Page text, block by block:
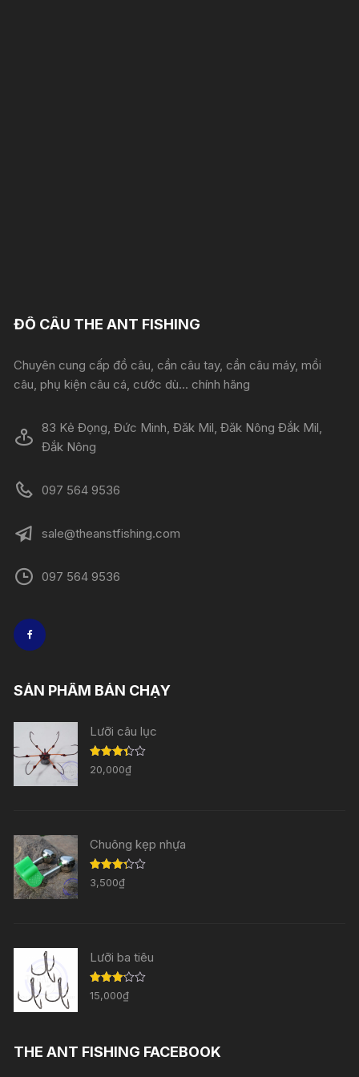
ĐỒ CÂU THE ANT FISHING
Chuyên cung cấp đồ câu, cần câu tay, cần câu máy, mồi
câu, phụ kiện câu cá, cước dù... chính hãng
83 Kẻ Đọng, Đức Minh, Đăk Mil, Đăk Nông Đắk Mil,
Đắk Nông
097 564 9536
sale@theanstfishing.com
097 564 9536
SẢN PHẨM BÁN CHẠY
Lưỡi câu lục
Được
xếp
20,000₫
Chuông kẹp nhựa
Được
xếp
3,500₫
Lưỡi ba tiêu
Được
xếp
15,000₫
THE ANT FISHING FACEBOOK